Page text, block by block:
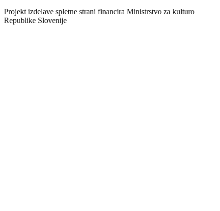
Projekt izdelave spletne strani financira Ministrstvo za kulturo
Republike Slovenije